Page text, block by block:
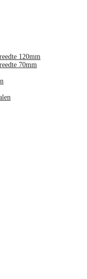
120mm
70mm